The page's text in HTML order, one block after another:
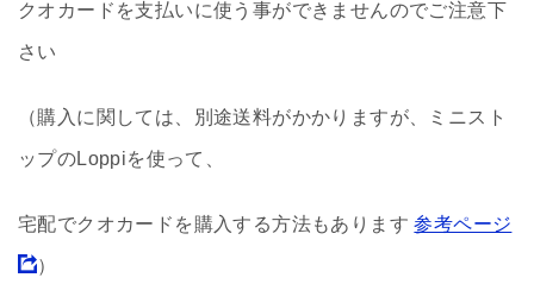
クオカードを支払いに使う事ができませんのでご注意下
さい
（購入に関しては、別途送料がかかりますが、ミニスト
ップのLoppiを使って、
宅配でクオカードを購入する方法もあります参考ページ
）